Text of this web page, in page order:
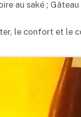
au saké ;
le confort et le